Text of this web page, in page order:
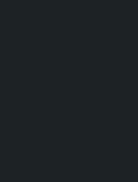
उन्होंने
कि मंत्रालय
सरकार और
विकास और